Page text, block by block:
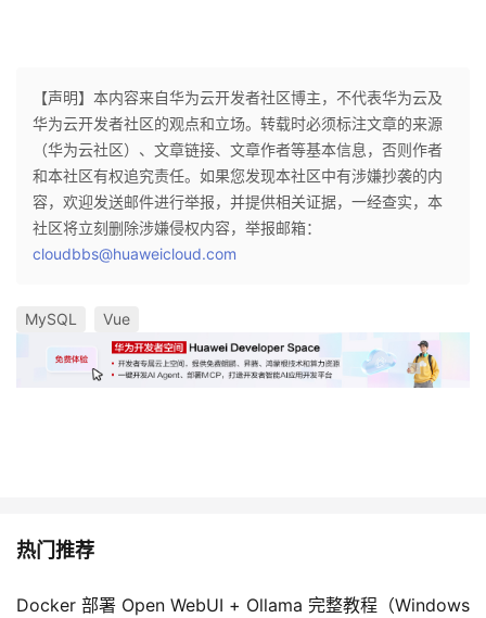
【声明】本内容来自华为云开发者社区博主，不代表华为云及
华为云开发者社区的观点和立场。转载时必须标注文章的来源
（华为云社区）、文章链接、文章作者等基本信息，否则作者
和本社区有权追究责任。如果您发现本社区中有涉嫌抄袭的内
容，欢迎发送邮件进行举报，并提供相关证据，一经查实，本
社区将立刻删除涉嫌侵权内容，举报邮箱：
cloudbbs@huaweicloud.com
MySQL Vue
热门推荐
Docker 部署 Open WebUI + Ollama 完整教程（Windows